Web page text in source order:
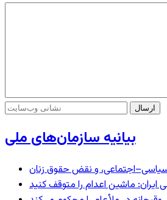
بیانیه سازمان‌های ملی
سیاسی–اجتماعی، و نقض حقوق زنان